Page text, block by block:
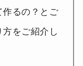
作るの？とご
をご紹介し